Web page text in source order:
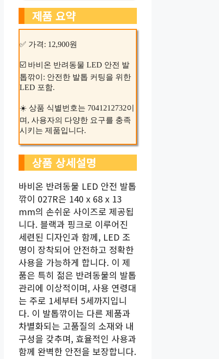
제품 요약
✅ 가격: 12,900원
☑️ 바비온 반려동물 LED 안전 발
톱깎이: 안전한 발톱 커팅을 위한
LED 포함.
☀️ 상품 식별번호는 7041212732이
며, 사용자의 다양한 요구를 충족
시키는 제품입니다.
상품 상세설명
바비온 반려동물 LED 안전 발톱
깎이 027R은 140 x 68 x 13
mm의 손쉬운 사이즈로 제공됩
니다. 블랙과 핑크로 이루어진
세련된 디자인과 함께, LED 조
명이 장착되어 안전하고 정확한
사용을 가능하게 합니다. 이 제
품은 특히 젊은 반려동물의 발톱
관리에 이상적이며, 사용 연령대
는 주로 1세부터 5세까지입니
다. 이 발톱깎이는 다른 제품과
차별화되는 고품질의 소재와 내
구성을 갖추며, 효율적인 사용과
함께 완벽한 안전을 보장합니다.